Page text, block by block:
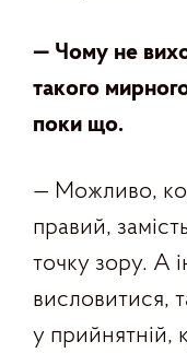
— Чому не
такого
поки що.
— Можливо,
правий,
точку зору. А
висловитися,
у прийнятній,